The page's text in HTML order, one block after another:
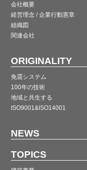
会社概要
経営理念 / 企業行動憲章
組織図
関連会社
ORIGINALITY
免震システム
100年の技術
地域と共生する
ISO9001&ISO14001
NEWS
TOPICS